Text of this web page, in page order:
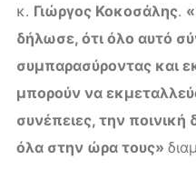
κ. Γιώργος Κοκοσάλης.
δήλωσε, ότι όλο αυτό
συμπαρασύροντας και
μπορούν να
συνέπειες, την
όλα στην ώρα τους»